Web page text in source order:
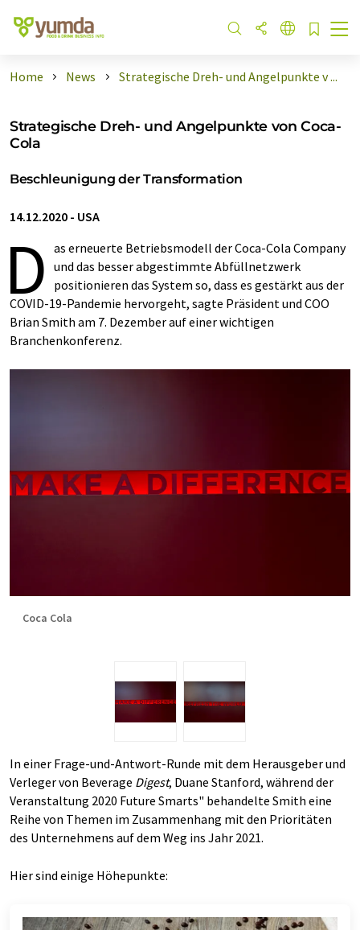
Home News Strategische Dreh- und Angelpunkte v ...
Strategische Dreh- und Angelpunkte von Coca-
Cola
Beschleunigung der Transformation
14.12.2020 - USA
D as erneuerte Betriebsmodell der Coca-Cola Company
und das besser abgestimmte Abfüllnetzwerk
positionieren das System so, dass es gestärkt aus der
COVID-19-Pandemie hervorgeht, sagte Präsident und COO
Brian Smith am 7. Dezember auf einer wichtigen
Branchenkonferenz.
Coca Cola
In einer Frage-und-Antwort-Runde mit dem Herausgeber und
Verleger von Beverage Digest, Duane Stanford, während der
Veranstaltung 2020 Future Smarts" behandelte Smith eine
Reihe von Themen im Zusammenhang mit den Prioritäten
des Unternehmens auf dem Weg ins Jahr 2021.
Hier sind einige Höhepunkte: